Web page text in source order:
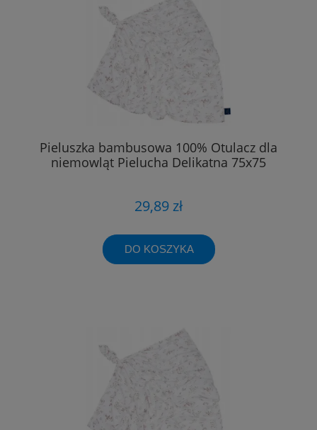
Pieluszka bambusowa 100% Otulacz dla
niemowląt Pielucha Delikatna 75x75
29,89 zł
DO KOSZYKA